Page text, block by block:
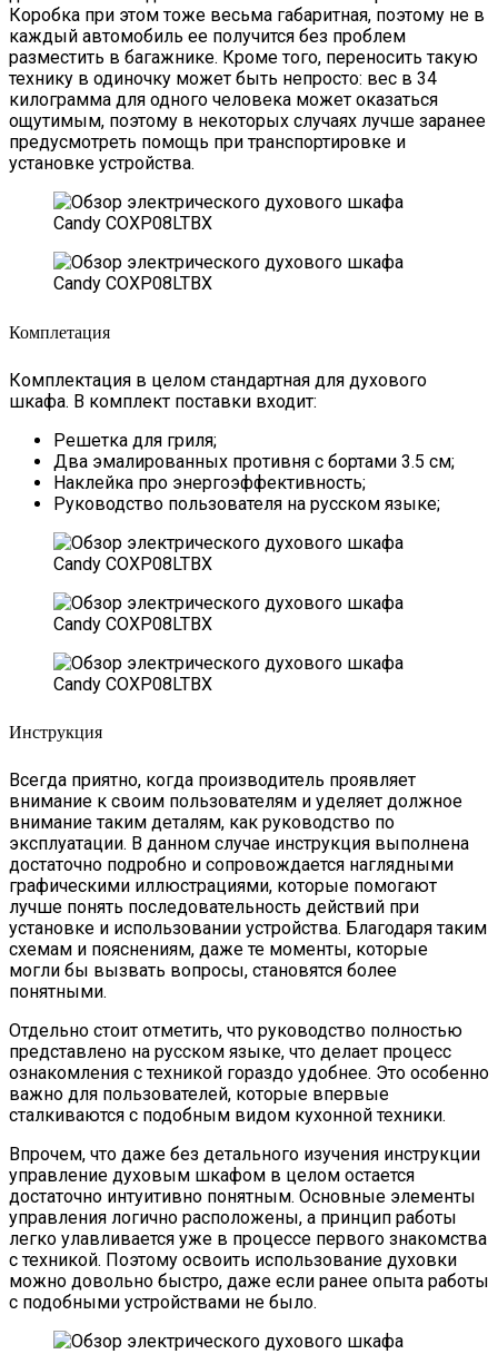
Коробка при этом тоже весьма габаритная, поэтому не в
каждый автомобиль ее получится без проблем
разместить в багажнике. Кроме того, переносить такую
технику в одиночку может быть непросто: вес в 34
килограмма для одного человека может оказаться
ощутимым, поэтому в некоторых случаях лучше заранее
предусмотреть помощь при транспортировке и
установке устройства.
Комплетация
Комплектация в целом стандартная для духового
шкафа. В комплект поставки входит:
Решетка для гриля;
Два эмалированных противня с бортами 3.5 см;
Наклейка про энергоэффективность;
Руководство пользователя на русском языке;
Инструкция
Всегда приятно, когда производитель проявляет
внимание к своим пользователям и уделяет должное
внимание таким деталям, как руководство по
эксплуатации. В данном случае инструкция выполнена
достаточно подробно и сопровождается наглядными
графическими иллюстрациями, которые помогают
лучше понять последовательность действий при
установке и использовании устройства. Благодаря таким
схемам и пояснениям, даже те моменты, которые
могли бы вызвать вопросы, становятся более
понятными.
Отдельно стоит отметить, что руководство полностью
представлено на русском языке, что делает процесс
ознакомления с техникой гораздо удобнее. Это особенно
важно для пользователей, которые впервые
сталкиваются с подобным видом кухонной техники.
Впрочем, что даже без детального изучения инструкции
управление духовым шкафом в целом остается
достаточно интуитивно понятным. Основные элементы
управления логично расположены, а принцип работы
легко улавливается уже в процессе первого знакомства
с техникой. Поэтому освоить использование духовки
можно довольно быстро, даже если ранее опыта работы
с подобными устройствами не было.